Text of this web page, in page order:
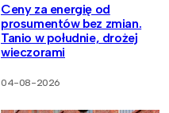
Ceny za energię od
prosumentów bez zmian.
Tanio w południe, drożej
wieczorami
04-08-2026